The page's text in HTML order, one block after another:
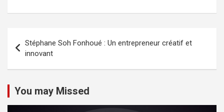
de
l’article
Stéphane Soh Fonhoué : Un entrepreneur créatif et
innovant
You may Missed